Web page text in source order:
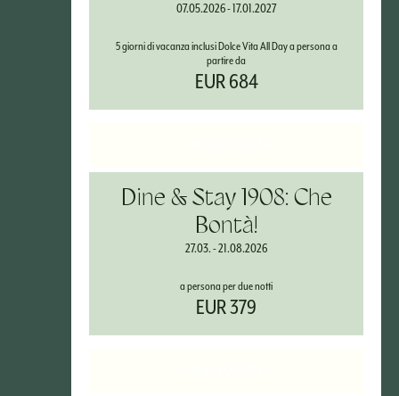
07.05.2026 - 17.01.2027
5 giorni di vacanza inclusi Dolce Vita All Day a persona a
partire da
EUR 684
Dine & Stay 1908: Che
Bontà!
27.03. - 21.08.2026
a persona per due notti
EUR 379